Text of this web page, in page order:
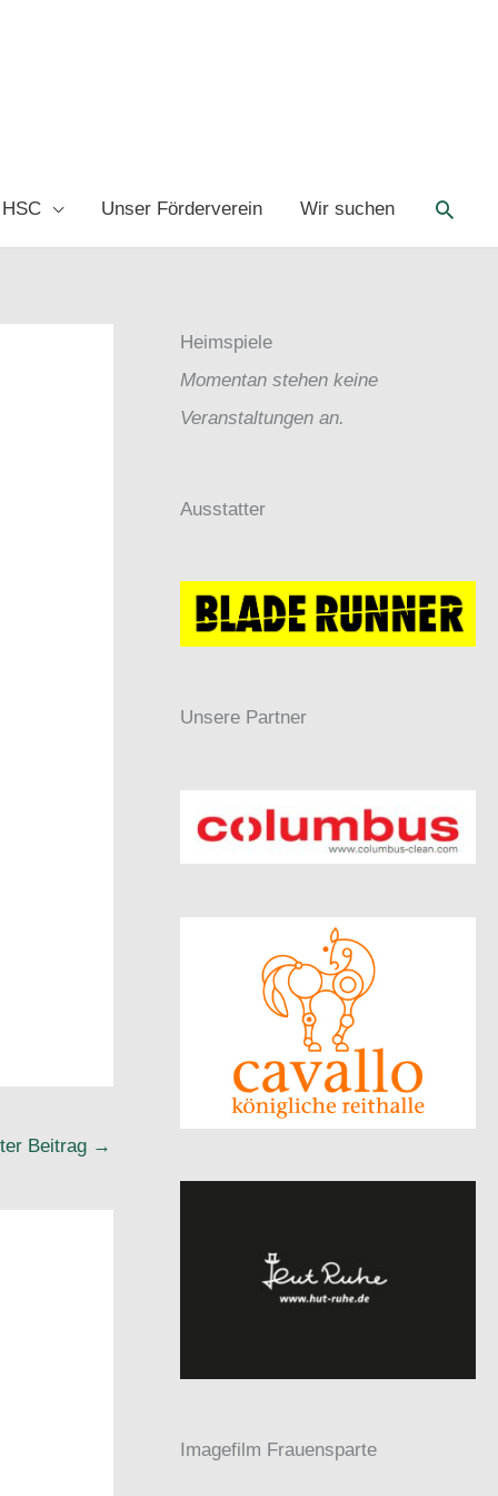
Unser Förderverein Wir suchen
Beitrag →
Heimspiele
Momentan stehen keine
Veranstaltungen an.
Ausstatter
Unsere Partner
Imagefilm Frauensparte